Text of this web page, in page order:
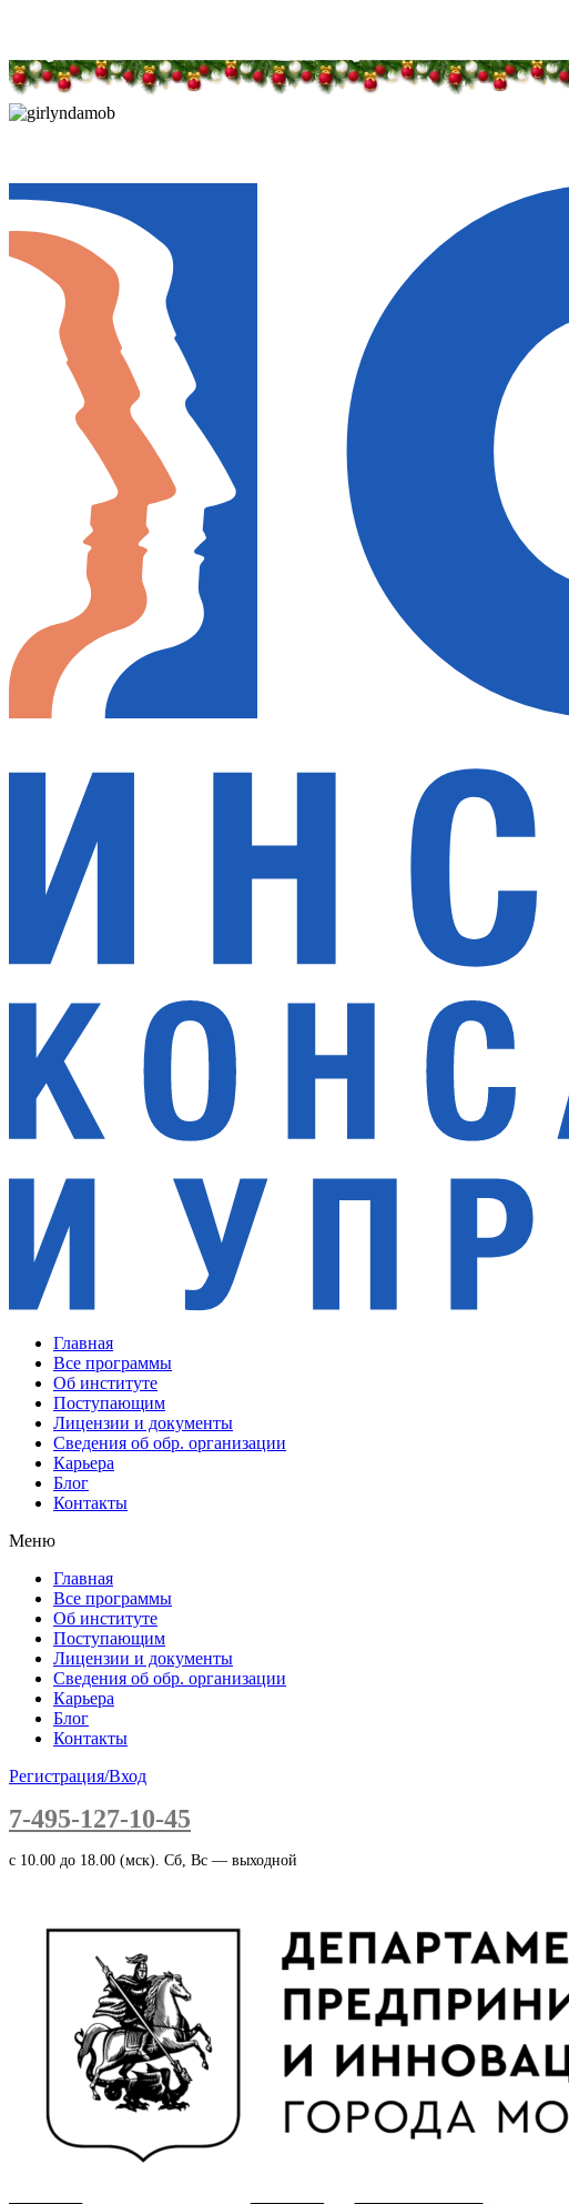
Главная
Все программы
Об институте
Поступающим
Лицензии и документы
Сведения об обр. организации
Карьера
Блог
Контакты
Меню
Главная
Все программы
Об институте
Поступающим
Лицензии и документы
Сведения об обр. организации
Карьера
Блог
Контакты
Регистрация/Вход
7-495-127-10-45
c 10.00 до 18.00 (мск). Сб, Вс — выходной